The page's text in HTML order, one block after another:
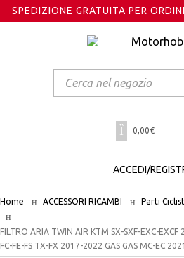
SPEDIZIONE GRATUITA PER
search
0,00€
ACCEDI/
Home ACCESSORI RICAMBI Parti
FILTRO ARIA TWIN AIR KTM SX-SXF-EXC-
FC-FE-FS TX-FX 2017-2022 GAS GAS MC-EC